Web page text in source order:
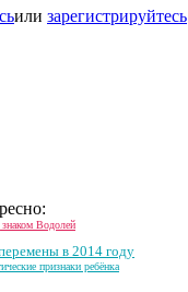
или зарегистрируйтесь
Водолей
в 2014 году
признаки ребёнка